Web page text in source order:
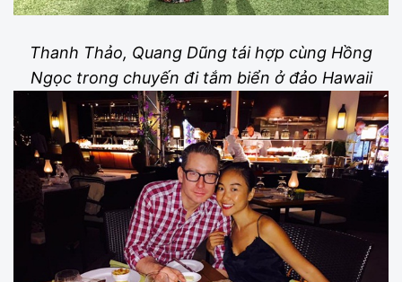
Thanh Thảo, Quang Dũng tái hợp cùng Hồng
Ngọc trong chuyến đi tắm biển ở đảo Hawaii